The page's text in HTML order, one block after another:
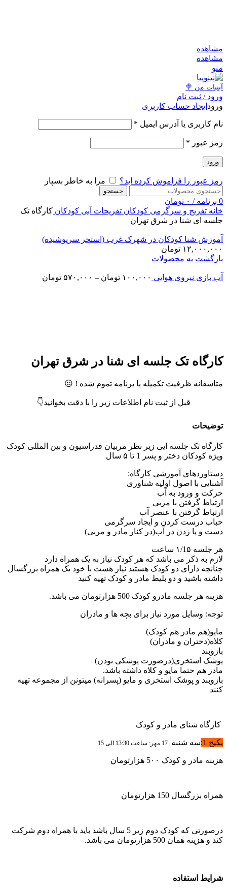
من 🍭
/ ثبت نام
ایجاد حساب کاربری
کاربری یا آدرس ایمیل*
عبور*
ورود
عبور را فراموش کرده اید؟ مرا به خاطر بسپار
جستجو
برنامه / ۰ تومان
تفریح و سرگرمی کودکانتفریحات آبی کودکانکارگاه تک
ای شنا در شرق تهران
شنا کودکان در شهرک غرب (استخر سرپوشیده)
تومان
به محصولات
بازی نیروی هوایی۱۰۰,۰۰۰ تومان– ۵۷۰,۰۰۰ تومان
تک جلسه ای شنا در شرق تهران
ظرفیت تکمیله یا برنامه تموم شده ! ☹️
قبل از ثبت نام اطلاعات زیر را با دقت بخوانید👇
تک جلسه ایی زیر نظر مربیان فدراسیون و بین المللی کودک
کودکان دختر و پسر 1 تا ۵ سال
آموزشی کارگاه:
با اصول اولیه شناوری
و ورود به آب
گرفتن با مربی
گرفتن با عنصر آب
درست کردن و ایجاد سرگرمی
و پا زدن در آب(در کنار مادر و مربی)
جلسه ۱/1۵ ساعت
به ذکر می باشد که هر کودک نیاز به یک همراه دارد
دارای دو کودک هستید نیاز هست با خود یک همراه بزرگسال
باشید و دو بلیط مادر و کودک تهیه کنید
هر جلسه مادرو کودک 500 هزارتومان می باشد.
وسایل مورد نیاز برای بچه ها و مادران
مادر هم کودک)
و مادران)
استخری(درصورت پوشکی بودن)
هم حتما مایو و کلاه داشته باشد.
و پوشک استخری و مایو (پسرانه) میتونن از مجموعه تهیه
شنای مادر و کودک
1: سه شنبه 17 مهر: ساعت 13:30 الی 15
مادر و کودک 5۰۰ هزارتومان
بزرگسال 150 هزارتومان
درصورتی که کودک دوم زیر 5 سال باشد باید با همراه دوم شرکت
و هزینه همان 500 هزارتومان می باشد.
استفاده